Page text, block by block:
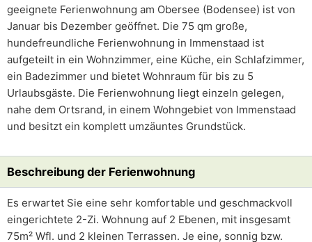
geeignete Ferienwohnung am Obersee (Bodensee) ist von
Januar bis Dezember geöffnet. Die 75 qm große,
hundefreundliche Ferienwohnung in Immenstaad ist
aufgeteilt in ein Wohnzimmer, eine Küche, ein Schlafzimmer,
ein Badezimmer und bietet Wohnraum für bis zu 5
Urlaubsgäste. Die Ferienwohnung liegt einzeln gelegen,
nahe dem Ortsrand, in einem Wohngebiet von Immenstaad
und besitzt ein komplett umzäuntes Grundstück.
Beschreibung der Ferienwohnung
Es erwartet Sie eine sehr komfortable und geschmackvoll
eingerichtete 2-Zi. Wohnung auf 2 Ebenen, mit insgesamt
75m² Wfl. und 2 kleinen Terrassen. Je eine, sonnig bzw.